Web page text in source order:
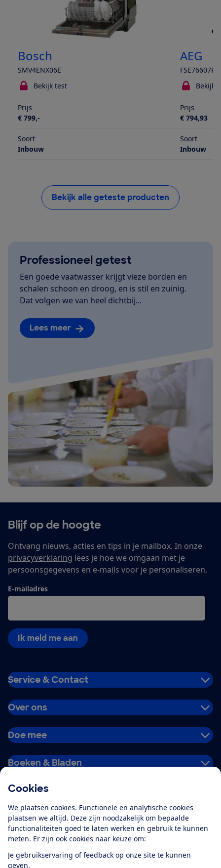
Cookies
We plaatsen cookies. Functionele en analytische cookies
plaatsen we altijd. Deze zijn noodzakelijk om bepaalde
functionaliteiten goed te laten werken en gebruik te kunnen
meten. Er zijn ook cookies naar keuze om:
Je gebruikservaring of feedback op onze site te kunnen
geven.
Bosch
SMV4ENX06E
AEG
FSE76607P
Bekijk test
Bekijk
Prijs
€ 799,-
Prijs
€ 794,93
Soort
Inbouw
Soort
Inbouw
Bekijk alle geteste producten
Professioneel getest
Een goede vaatwasser krijgt vieze borden en
schalen schoon en droog, en is stil en zuinig.
Dat volgen we van heel dichtbij...
Lees meer
Blijf op de hoogte
Ontvang nieuws, acties en tips in je mailbox. In onze
privacyverklaring lees je hoe we omgaan met je
persoonsgegevens en e-mails voor je personaliseren.
E-mailadres
Ik meld me aan
Service & Contact
Over ons
Doe mee
Boeken & Bladen
Alles over de
app